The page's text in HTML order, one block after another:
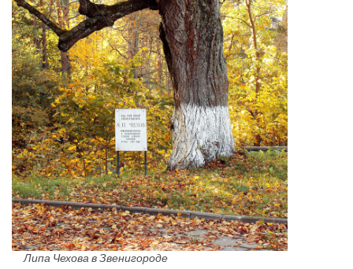
Липа Чехова в Звенигороде